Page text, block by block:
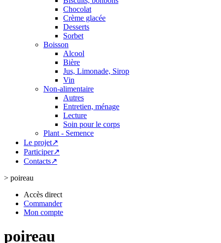
Chocolat
Crème glacée
Desserts
Sorbet
Boisson
Alcool
Bière
Jus, Limonade, Sirop
Vin
Non-alimentaire
Autres
Entretien, ménage
Lecture
Soin pour le corps
Plant - Semence
Le projet↗
Participer↗
Contacts↗
> poireau
Accès direct
Commander
Mon compte
poireau